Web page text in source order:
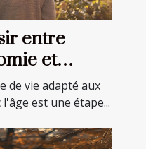
entre
et
de vie adapté aux
est une étape...